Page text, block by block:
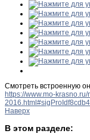
Смотреть встроенную
https://www.mo-
Наверх
В этом разделе: